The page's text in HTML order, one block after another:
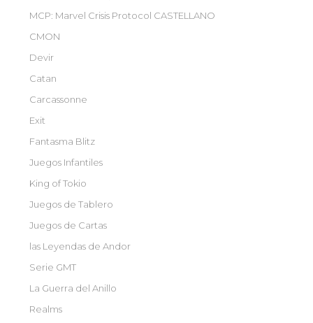
MCP: Marvel Crisis Protocol CASTELLANO
CMON
Devir
Catan
Carcassonne
Exit
Fantasma Blitz
Juegos Infantiles
King of Tokio
Juegos de Tablero
Juegos de Cartas
las Leyendas de Andor
Serie GMT
La Guerra del Anillo
Realms